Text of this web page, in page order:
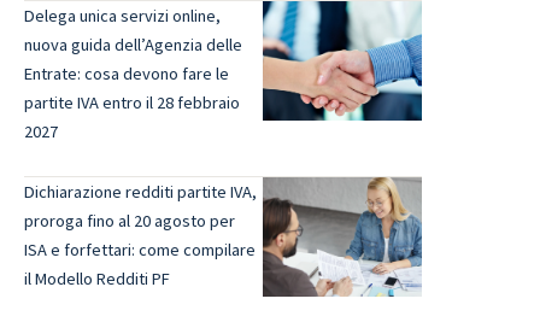
Delega unica servizi online,
nuova guida dell’Agenzia delle
Entrate: cosa devono fare le
partite IVA entro il 28 febbraio
2027
Dichiarazione redditi partite IVA,
proroga fino al 20 agosto per
ISA e forfettari: come compilare
il Modello Redditi PF